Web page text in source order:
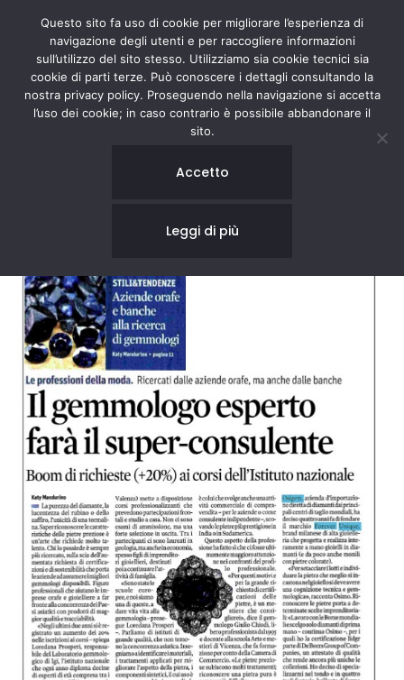
IL SOLE 24 ORE
Questo sito fa uso di cookie per migliorare l’esperienza di
navigazione degli utenti e per raccogliere informazioni
sull’utilizzo del sito stesso. Utilizziamo sia cookie tecnici sia
cookie di parti terze. Può conoscere i dettagli consultando la
nostra privacy policy. Proseguendo nella navigazione si accetta
l’uso dei cookie; in caso contrario è possibile abbandonare il
sito.
Accetto
Leggi di più